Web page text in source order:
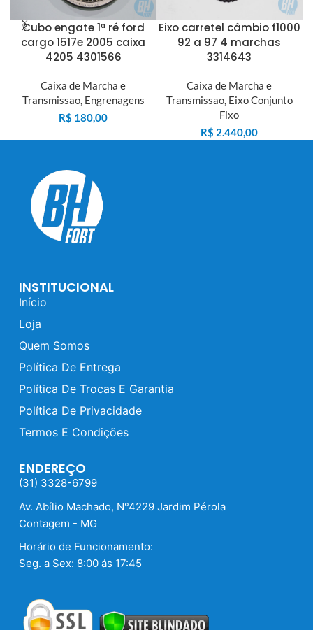
Cubo engate 1ª ré ford
cargo 1517e 2005 caixa
4205 4301566
Caixa de Marcha e
Transmissao, Engrenagens
R$ 180,00
Eixo carretel câmbio f1000
92 a 97 4 marchas
3314643
Caixa de Marcha e
Transmissao, Eixo Conjunto
Fixo
R$ 2.440,00
INSTITUCIONAL
Início
Loja
Quem Somos
Política De Entrega
Política De Trocas E Garantia
Política De Privacidade
Termos E Condições
ENDEREÇO
(31) 3328-6799
Av. Abílio Machado, N°4229 Jardim Pérola
Contagem - MG
Horário de Funcionamento:
Seg. a Sex: 8:00 ás 17:45